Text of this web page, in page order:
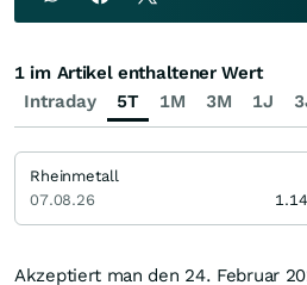
Akzeptiert man den 24. Februar
Intraday 5T 1M 3M 1J
1 im Artikel enthaltener Wert
Rheinmetall
07.08.26